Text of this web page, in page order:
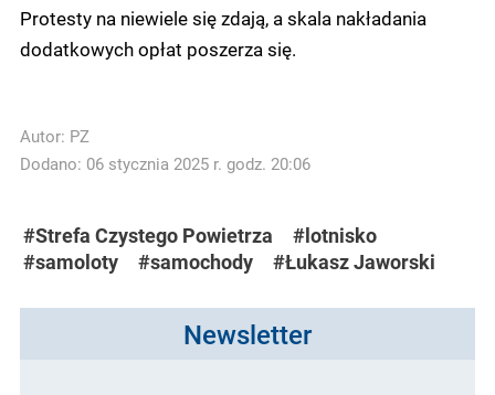
Protesty na niewiele się zdają, a skala nakładania
dodatkowych opłat poszerza się.
Autor: PZ
Dodano: 06 stycznia 2025 r. godz. 20:06
#Strefa Czystego Powietrza
#lotnisko
#samoloty
#samochody #Łukasz Jaworski
Newsletter